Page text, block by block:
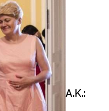
A.K.: